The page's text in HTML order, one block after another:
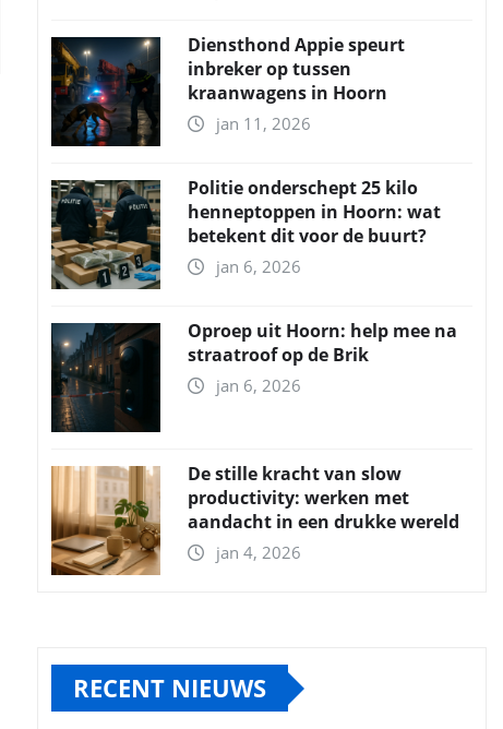
Diensthond Appie speurt
inbreker op tussen
kraanwagens in Hoorn
jan 11, 2026
Politie onderschept 25 kilo
henneptoppen in Hoorn: wat
betekent dit voor de buurt?
jan 6, 2026
Oproep uit Hoorn: help mee na
straatroof op de Brik
jan 6, 2026
De stille kracht van slow
productivity: werken met
aandacht in een drukke wereld
jan 4, 2026
RECENT NIEUWS